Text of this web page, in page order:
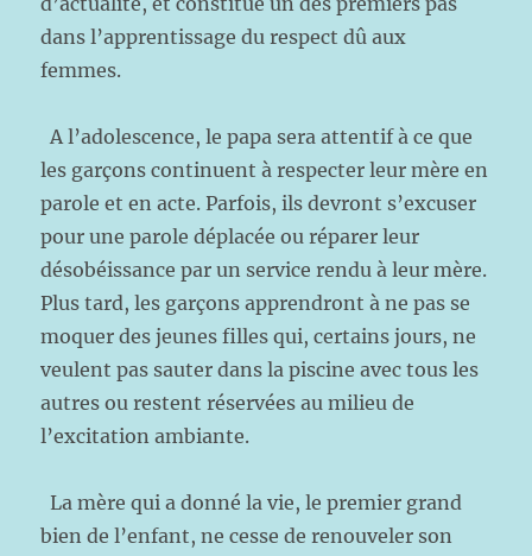
dans l’apprentissage du respect dû aux
femmes.
A l’adolescence, le papa sera attentif à ce que
les garçons continuent à respecter leur mère en
parole et en acte. Parfois, ils devront s’excuser
pour une parole déplacée ou réparer leur
désobéissance par un service rendu à leur mère.
Plus tard, les garçons apprendront à ne pas se
moquer des jeunes filles qui, certains jours, ne
veulent pas sauter dans la piscine avec tous les
autres ou restent réservées au milieu de
l’excitation ambiante.
La mère qui a donné la vie, le premier grand
bien de l’enfant, ne cesse de renouveler son